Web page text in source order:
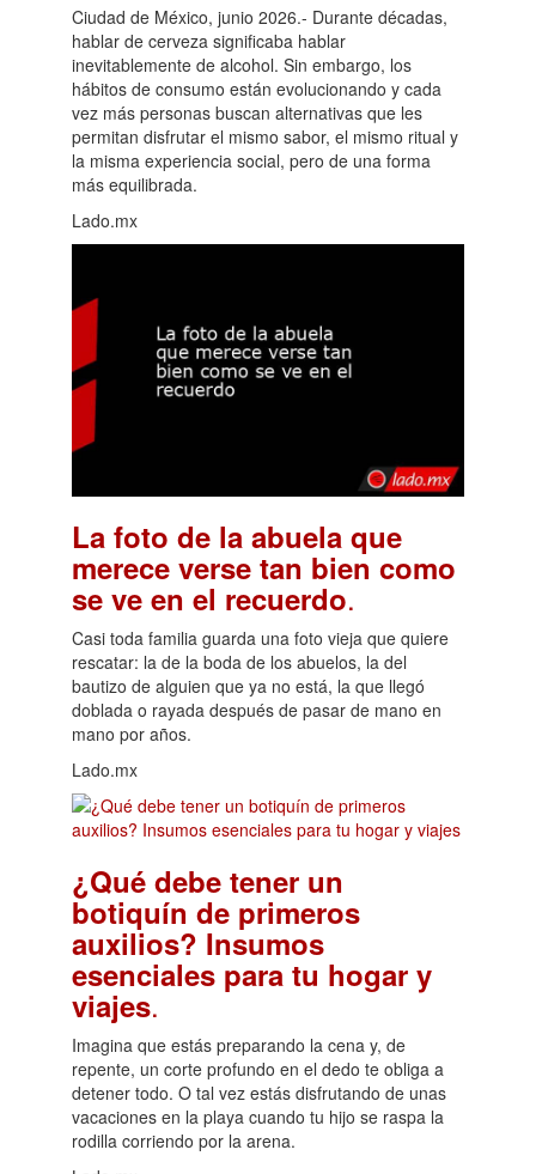
Ciudad de México, junio 2026.- Durante décadas,
hablar de cerveza significaba hablar
inevitablemente de alcohol. Sin embargo, los
hábitos de consumo están evolucionando y cada
vez más personas buscan alternativas que les
permitan disfrutar el mismo sabor, el mismo ritual y
la misma experiencia social, pero de una forma
más equilibrada.
Lado.mx
La foto de la abuela que
merece verse tan bien como
se ve en el recuerdo.
Casi toda familia guarda una foto vieja que quiere
rescatar: la de la boda de los abuelos, la del
bautizo de alguien que ya no está, la que llegó
doblada o rayada después de pasar de mano en
mano por años.
Lado.mx
¿Qué debe tener un
botiquín de primeros
auxilios? Insumos
esenciales para tu hogar y
viajes.
Imagina que estás preparando la cena y, de
repente, un corte profundo en el dedo te obliga a
detener todo. O tal vez estás disfrutando de unas
vacaciones en la playa cuando tu hijo se raspa la
rodilla corriendo por la arena.